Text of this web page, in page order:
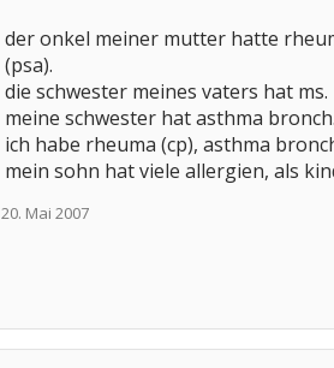
der onkel meiner mutter hatte
(psa).
die schwester meines vaters hat ms.
meine schwester hat asthma bronch.
ich habe rheuma (cp), asthma
mein sohn hat viele allergien, als
20. Mai 2007